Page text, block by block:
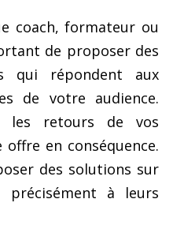
coach, formateur ou
de proposer des
qui répondent aux
de votre audience.
les retours de vos
en conséquence.
des solutions sur
précisément à leurs